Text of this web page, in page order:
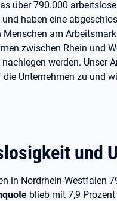
über 790.000
haben eine
Menschen am
zwischen Rhein und
werden. Unser
Unternehmen zu und
und
in Nordrhein-Westfalen
blieb mit 7,9